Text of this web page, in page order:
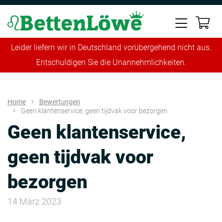
Leider liefern wir in Deutschland vorübergehend nicht aus.
Entschuldigen Sie die Unannehmlichkeiten.
Home
Bewertungen
Geen klantenservice, geen tijdvak voor bezorgen
Geen klantenservice,
geen tijdvak voor
bezorgen
14 März 2023